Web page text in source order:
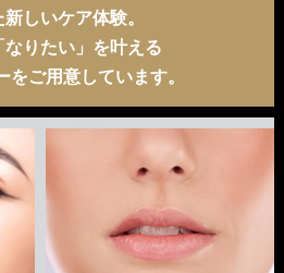
しいケア体験。
なりたい」を叶える
をご用意しています。